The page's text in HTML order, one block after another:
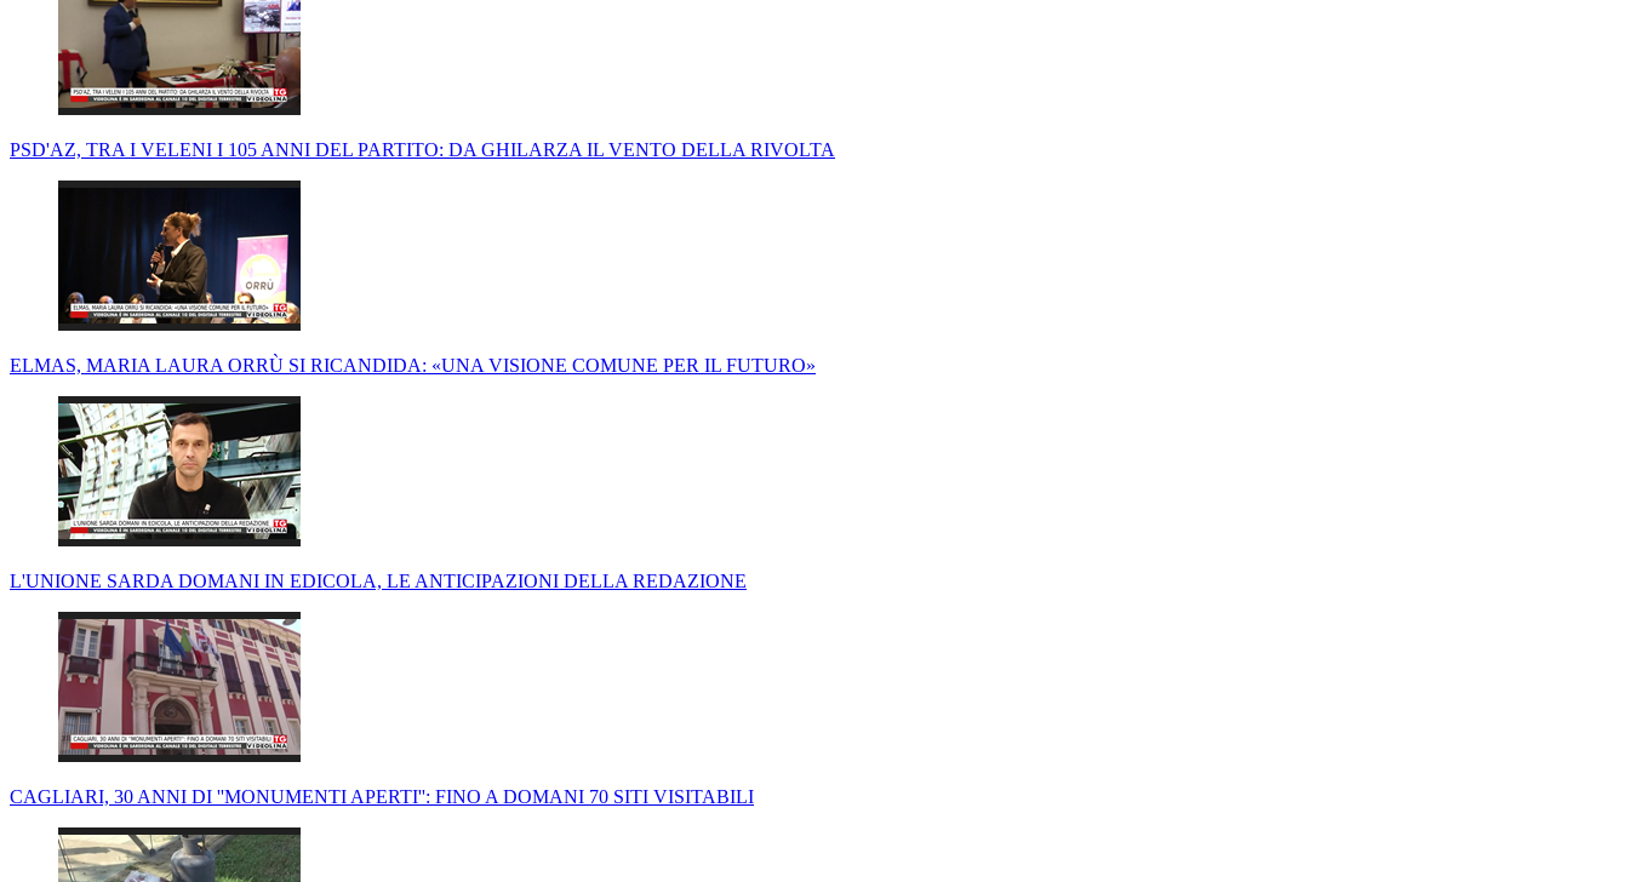
PSD'AZ, TRA I VELENI I 105 ANNI DEL PARTITO: DA GHILARZA IL VENTO DELLA RIVOLTA
ELMAS, MARIA LAURA ORRÙ SI RICANDIDA: «UNA VISIONE COMUNE PER IL FUTURO»
L'UNIONE SARDA DOMANI IN EDICOLA, LE ANTICIPAZIONI DELLA REDAZIONE
CAGLIARI, 30 ANNI DI ''MONUMENTI APERTI'': FINO A DOMANI 70 SITI VISITABILI